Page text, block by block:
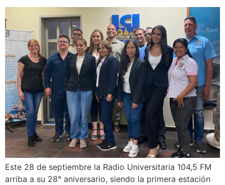
Este 28 de septiembre la Radio Universitaria 104,5 FM
arriba a su 28° aniversario, siendo la primera estación